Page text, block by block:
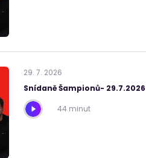
29. 7. 2026
Snídaně Šampionů- 29.7.2026
44 minut